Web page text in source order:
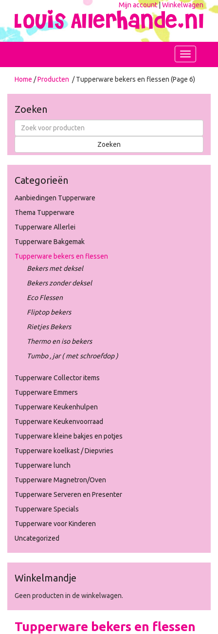
Mijn account|Winkelwagen
Toggle
navigation
Home /Producten / Tupperware bekers en flessen (Page 6)
Zoeken
Categorieën
Aanbiedingen Tupperware
Thema Tupperware
Tupperware Allerlei
Tupperware Bakgemak
Tupperware bekers en flessen
Bekers met deksel
Bekers zonder deksel
Eco Flessen
Fliptop bekers
Rietjes Bekers
Thermo en iso bekers
Tumbo , jar ( met schroefdop )
Tupperware Collector items
Tupperware Emmers
Tupperware Keukenhulpen
Tupperware Keukenvoorraad
Tupperware kleine bakjes en potjes
Tupperware koelkast / Diepvries
Tupperware lunch
Tupperware Magnetron/Oven
Tupperware Serveren en Presenter
Tupperware Specials
Tupperware voor Kinderen
Uncategorized
Winkelmandje
Geen producten in de winkelwagen.
Tupperware bekers en flessen